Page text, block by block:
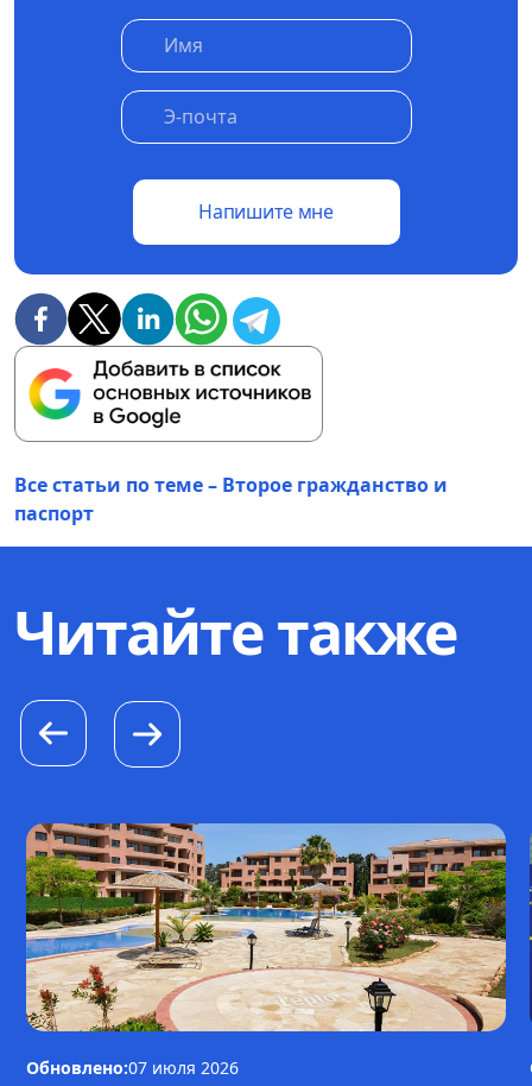
Напишите мне
Все статьи по теме – Второе гражданство и
паспорт
Читайте также
Обновлено:07 июля 2026